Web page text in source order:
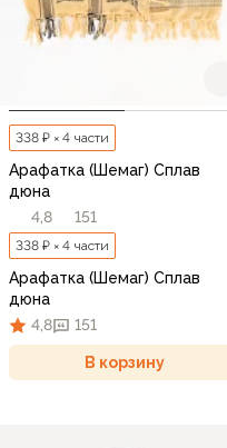
338 ₽ × 4 части
Арафатка (Шемаг) Сплав
дюна
4,8
151
338 ₽ × 4 части
Арафатка (Шемаг) Сплав
дюна
4,8
151
В корзину